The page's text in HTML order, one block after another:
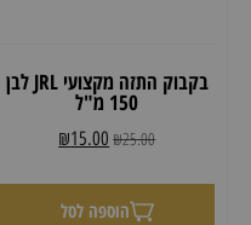
בקבוק התזה מקצועי JRL לבן
150 מ"ל
₪25.00
₪15.00
הוספה לסל